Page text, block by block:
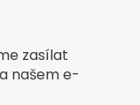
zasílat
našem e-